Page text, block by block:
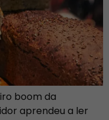
boom da
aprendeu a ler